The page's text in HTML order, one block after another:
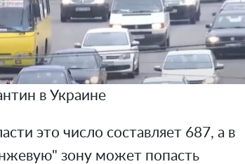
в Украине
это число составляет 687, а в
зону может попасть